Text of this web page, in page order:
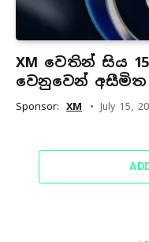
XM වෙතින් සිය
වෙනුවෙන් අසීමිත
Sponsor: XM July 15,